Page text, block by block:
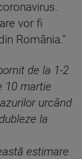
vor fi
România."
de la 1-2
10 martie
urcând
la
estimare